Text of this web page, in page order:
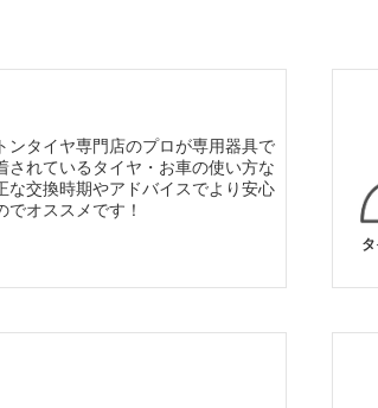
ンタイヤ専門店のプロが専用器具で
されているタイヤ・お車の使い方な
な交換時期やアドバイスでより安心
でオススメです！